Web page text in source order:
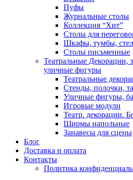
Пуфы
Журнальные столы
Коллекция “Хит”
Столы для
Шкафы, тумбы,
Столы письменные
Театральные Декорации,
уличные фигуры
Театральные
Стенды, полочки,
Уличные фигуры,
Игровые модули
Театр. декорации.
Ширмы напольные
Занавесы для сцены
Блог
Доставка и оплата
Контакты
Политика